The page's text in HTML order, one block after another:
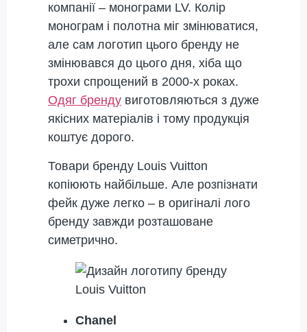
компанії – монограми LV. Колір
монограм і полотна міг змінюватися,
але сам логотип цього бренду не
змінювався до цього дня, хіба що
трохи спрощений в 2000-х роках.
Одяг бренду виготовляються з дуже
якісних матеріалів і тому продукція
коштує дорого.
Товари бренду Louis Vuitton
копіюють найбільше. Але розпізнати
фейк дуже легко – в оригіналі лого
бренду завжди розташоване
симетрично.
Chanel